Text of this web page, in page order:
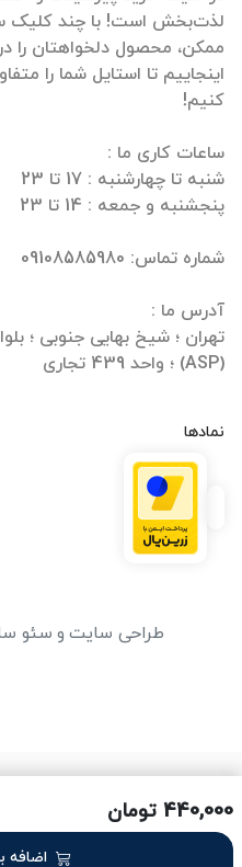
440,000 تومان
اضافه
لذت‌بخش است! با چند کلیک
ممکن، محصول دلخواهتان را
اینجاییم تا استایل شما را
تهران ؛ شیخ بهایی جنوبی ؛
(ASP) ؛ واحد 439 تجاری
نمادها
طراحی سایت و سئو